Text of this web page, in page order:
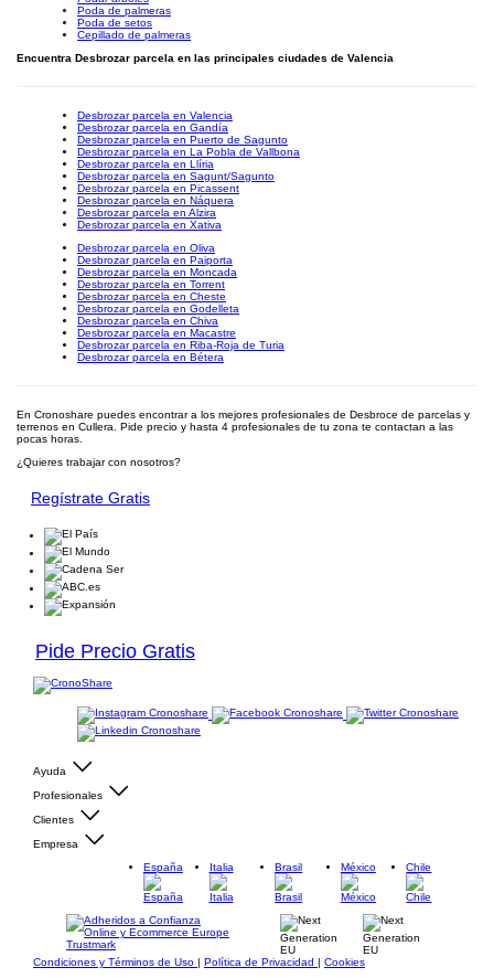
Poda de palmeras
Poda de setos
Cepillado de palmeras
Encuentra Desbrozar parcela en las principales ciudades de Valencia
Desbrozar parcela en Valencia
Desbrozar parcela en Gandía
Desbrozar parcela en Puerto de Sagunto
Desbrozar parcela en La Pobla de Vallbona
Desbrozar parcela en Llíria
Desbrozar parcela en Sagunt/Sagunto
Desbrozar parcela en Picassent
Desbrozar parcela en Náquera
Desbrozar parcela en Alzira
Desbrozar parcela en Xativa
Desbrozar parcela en Oliva
Desbrozar parcela en Paiporta
Desbrozar parcela en Moncada
Desbrozar parcela en Torrent
Desbrozar parcela en Cheste
Desbrozar parcela en Godelleta
Desbrozar parcela en Chiva
Desbrozar parcela en Macastre
Desbrozar parcela en Riba-Roja de Turia
Desbrozar parcela en Bétera
En Cronoshare puedes encontrar a los mejores profesionales de Desbroce de parcelas y
terrenos en Cullera. Pide precio y hasta 4 profesionales de tu zona te contactan a las
pocas horas.
¿Quieres trabajar con nosotros?
Regístrate Gratis
Pide Precio Gratis
Ayuda
Profesionales
Clientes
Empresa
España
Italia Brasil México Chile
Condiciones y Términos de Uso | Política de Privacidad | Cookies